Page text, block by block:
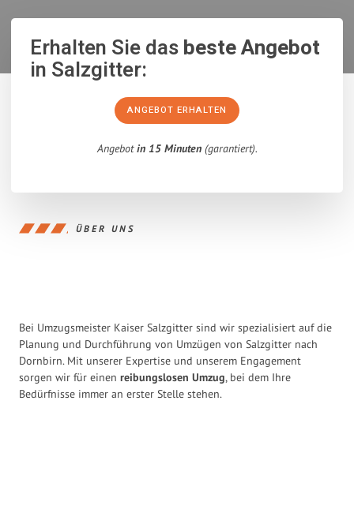
Erhalten Sie dasbeste Angebot
in Salzgitter:
ANGEBOT ERHALTEN
Angebotin 15 Minuten(garantiert).
ÜBER UNS
Bei Umzugsmeister Kaiser Salzgitter sind wir spezialisiert auf die
Planung und Durchführung von Umzügen von Salzgitter nach
Dornbirn. Mit unserer Expertise und unserem Engagement
sorgen wir für einen reibungslosen Umzug, bei dem Ihre
Bedürfnisse immer an erster Stelle stehen.